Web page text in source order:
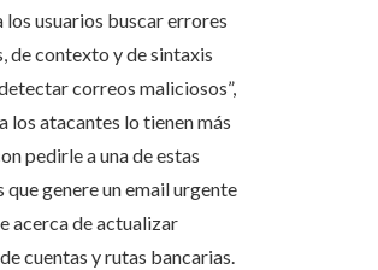
los usuarios buscar errores
de contexto y de sintaxis
correos maliciosos”,
los atacantes lo tienen más
pedirle a una de estas
que genere un email urgente
acerca de actualizar
cuentas y rutas bancarias.